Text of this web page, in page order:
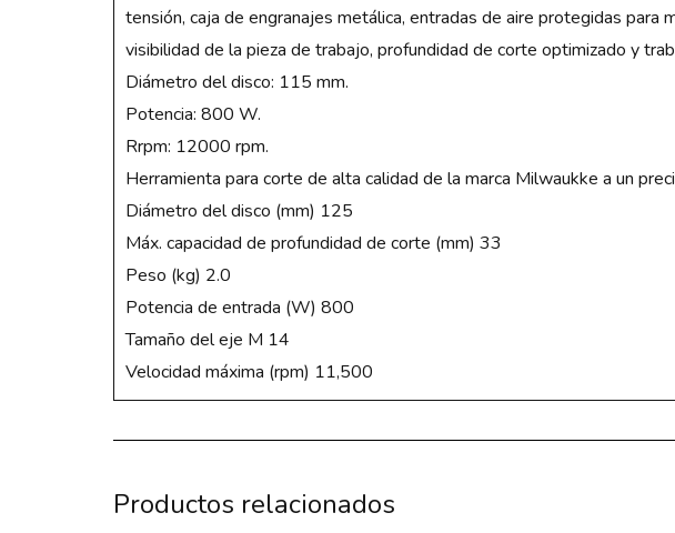
tensión, caja de engranajes metálica, entradas de aire protegidas
visibilidad de la pieza de trabajo, profundidad de corte optimizado y
Diámetro del disco: 115 mm.
Potencia: 800 W.
Rrpm: 12000 rpm.
Herramienta para corte de alta calidad de la marca Milwaukke a un
Diámetro del disco (mm) 125
Máx. capacidad de profundidad de corte (mm) 33
Peso (kg) 2.0
Potencia de entrada (W) 800
Tamaño del eje M 14
Velocidad máxima (rpm) 11,500
Productos relacionados